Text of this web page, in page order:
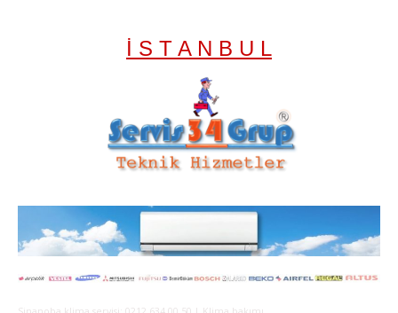
İ S T A N B U L